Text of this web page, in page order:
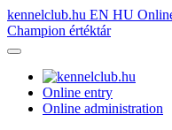
kennelclub.hu EN HU
Champion értéktár
Online entry
Online administration